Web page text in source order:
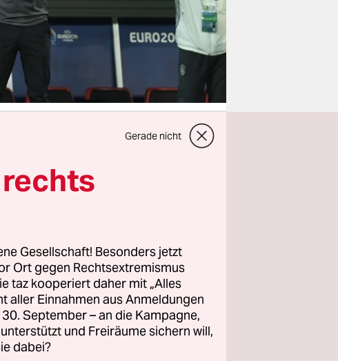
Damit
Löw'sche
der Hand.
Fußball-
kommen.
Gerade nicht
Gesellschaft! Besonders jetzt
Ort gegen Rechtsextremismus
taz kooperiert daher mit „Alles
aller Einnahmen aus Anmeldungen
September – an die Kampagne,
und Freiräume sichern will,
dabei?